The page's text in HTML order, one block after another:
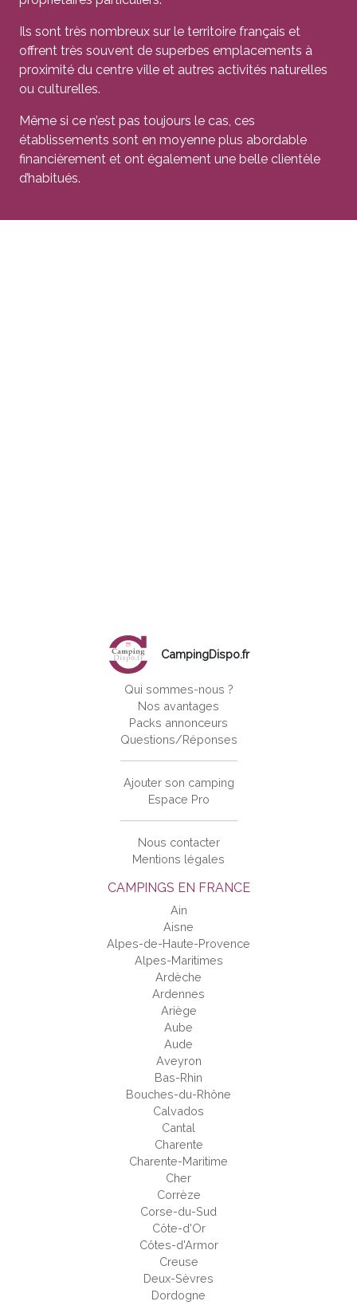
Ils sont très nombreux sur le territoire français et
offrent très souvent de superbes emplacements à
proximité du centre ville et autres activités naturelles
ou culturelles.
Même si ce n’est pas toujours le cas, ces
établissements sont en moyenne plus abordable
financièrement et ont également une belle clientèle
d’habitués.
CAMPINGS EN FRANCE
Ain
Aisne
Alpes-de-Haute-Provence
Alpes-Maritimes
Ardèche
Ardennes
Ariège
Aube
Aude
Aveyron
Bas-Rhin
Bouches-du-Rhône
Calvados
Cantal
Charente
Charente-Maritime
Cher
Corrèze
Corse-du-Sud
Côte-d'Or
Côtes-d'Armor
Creuse
Deux-Sèvres
Dordogne
CampingDispo.fr
Qui sommes-nous ?
Nos avantages
Packs annonceurs
Questions/Réponses
Ajouter son camping
Espace Pro
Nous contacter
Mentions légales